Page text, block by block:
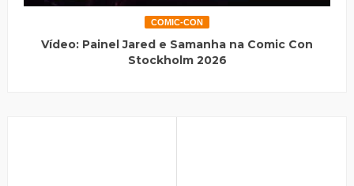
COMIC-CON
Vídeo: Painel Jared e Samanha na Comic Con
Stockholm 2026